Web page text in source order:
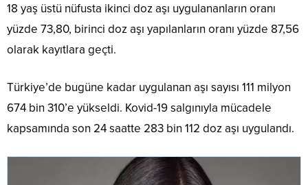
18 yaş üstü nüfusta ikinci doz aşı uygulananların oranı
yüzde 73,80, birinci doz aşı yapılanların oranı yüzde 87,56
olarak kayıtlara geçti.
Türkiye’de bugüne kadar uygulanan aşı sayısı 111 milyon
674 bin 310’e yükseldi. Kovid-19 salgınıyla mücadele
kapsamında son 24 saatte 283 bin 112 doz aşı uygulandı.